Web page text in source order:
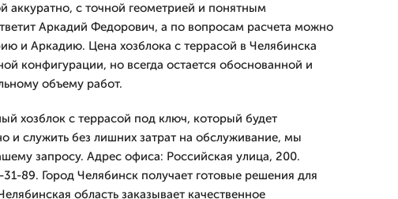
аккуратно, с точной геометрией и понятным
Аркадий Федорович, а по вопросам расчета можно
и Аркадию. Цена хозблока с террасой в Челябинска
конфигурации, но всегда остается обоснованной и
объему работ.
хозблок с террасой под ключ, который будет
и служить без лишних затрат на обслуживание, мы
запросу. Адрес офиса: Российская улица, 200.
89. Город Челябинск получает готовые решения для
область заказывает качественное